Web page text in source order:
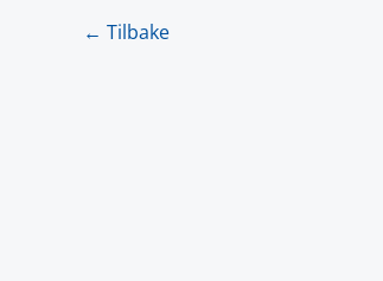
← Tilbake